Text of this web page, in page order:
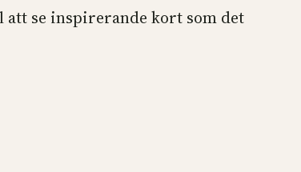
se inspirerande kort som det